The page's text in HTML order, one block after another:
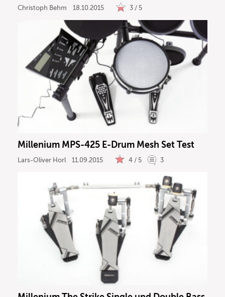
Christoph Behm 18.10.2015 3 / 5
Millenium MPS-425 E-Drum Mesh Set Test
Lars-Oliver Horl 11.09.2015 4 / 5 3